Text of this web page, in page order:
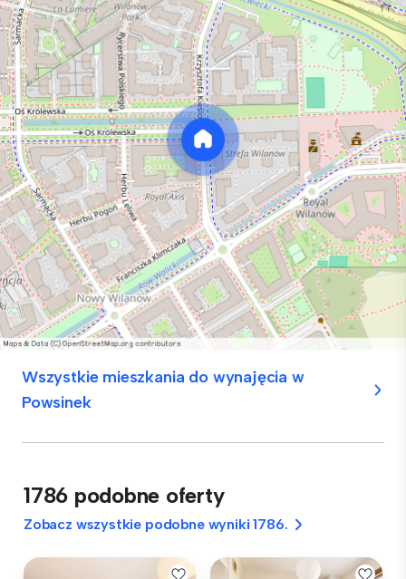
Wszystkie mieszkania do wynajęcia w
Powsinek
1786 podobne oferty
Zobacz wszystkie podobne wyniki 1786.